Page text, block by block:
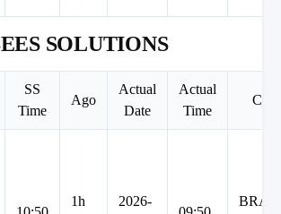
SOLUTIONS
SS
Time
Ago
Actual
Date
Actual
Time
1h
2026-